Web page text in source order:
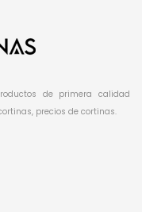
de primera calidad
precios de cortinas.